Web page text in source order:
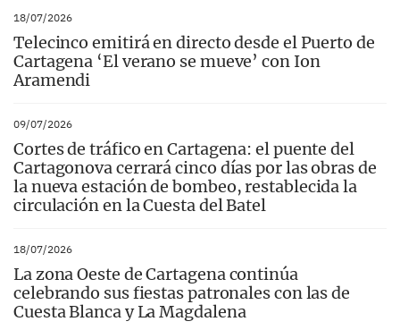
18/07/2026
Telecinco emitirá en directo desde el Puerto de
Cartagena ‘El verano se mueve’ con Ion
Aramendi
09/07/2026
Cortes de tráfico en Cartagena: el puente del
Cartagonova cerrará cinco días por las obras de
la nueva estación de bombeo, restablecida la
circulación en la Cuesta del Batel
18/07/2026
La zona Oeste de Cartagena continúa
celebrando sus fiestas patronales con las de
Cuesta Blanca y La Magdalena